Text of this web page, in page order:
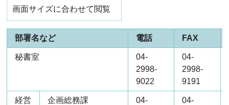
画面サイズに合わせて閲覧
部署名など 電話 FAX
秘書室
04-
2998-
9022
04-
2998-
9191
経営
企画総務課
04-
04-